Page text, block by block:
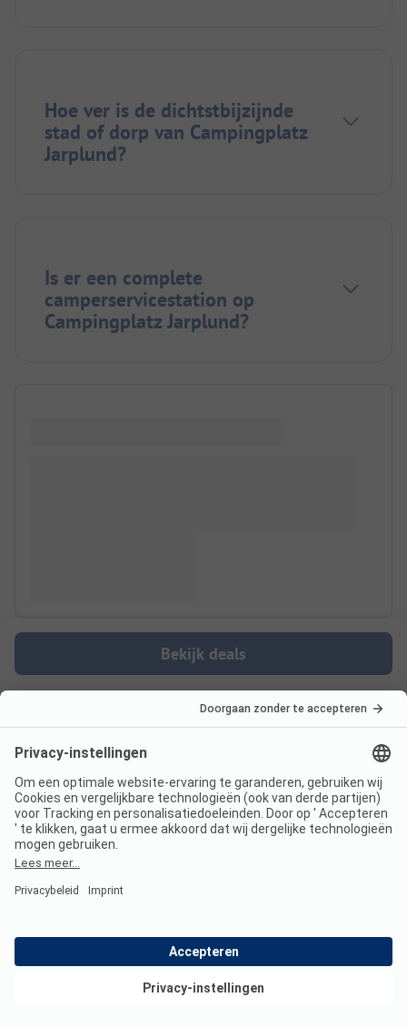
Hoe ver is de dichtstbijzijnde
stad of dorp van Campingplatz
Jarplund?
Is er een complete
camperservicestation op
Campingplatz Jarplund?
Bekijk deals